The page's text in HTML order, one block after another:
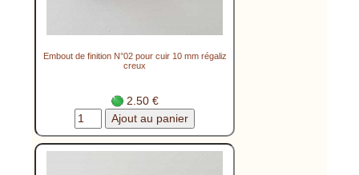
Embout de finition N°02 pour cuir 10 mm régaliz
creux
2.50 €